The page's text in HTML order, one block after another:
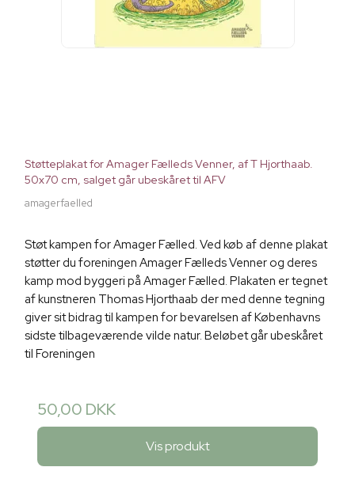
Støtteplakat for Amager Fælleds Venner, af T Hjorthaab.
50x70 cm, salget går ubeskåret til AFV
amagerfaelled
Støt kampen for Amager Fælled. Ved køb af denne plakat
støtter du foreningen Amager Fælleds Venner og deres
kamp mod byggeri på Amager Fælled. Plakaten er tegnet
af kunstneren Thomas Hjorthaab der med denne tegning
giver sit bidrag til kampen for bevarelsen af Københavns
sidste tilbageværende vilde natur. Beløbet går ubeskåret
til Foreningen
50,00 DKK
Vis produkt